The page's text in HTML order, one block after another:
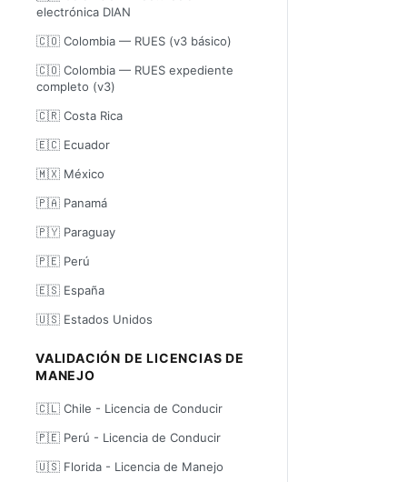
electrónica DIAN
🇨🇴 Colombia — RUES (v3 básico)
🇨🇴 Colombia — RUES expediente
completo (v3)
🇨🇷 Costa Rica
🇪🇨 Ecuador
🇲🇽 México
🇵🇦 Panamá
🇵🇾 Paraguay
🇵🇪 Perú
🇪🇸 España
🇺🇸 Estados Unidos
VALIDACIÓN DE LICENCIAS DE
MANEJO
🇨🇱 Chile - Licencia de Conducir
🇵🇪 Perú - Licencia de Conducir
🇺🇸 Florida - Licencia de Manejo